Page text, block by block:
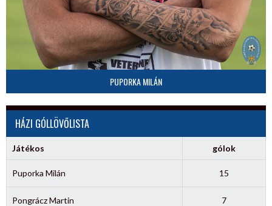
PUPORKA MILÁN
HÁZI GÓLLÖVŐLISTA
Játékos gólok
Puporka Milán 15
Pongrácz Martin 7